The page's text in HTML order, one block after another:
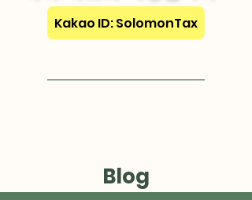
Kakao ID: SolomonTax
Blog